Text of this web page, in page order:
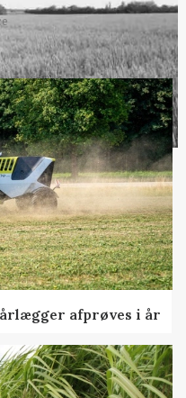
afprøves i år